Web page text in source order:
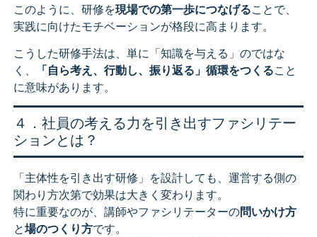
このように、研修を現場での第一歩につなげることで、
実践に向けたモチベーションが格段に高まります。
こうした研修手法は、単に「知識を与える」のではな
く、
「自ら考え、行動し、振り返る」循環をつくること
に意味があります。
４．社員の考える力を引き出すファシリテー
ションとは？
「主体性を引き出す研修」を設計しても、運営する側の
関わり方次第で効果は大きく変わります。
特に重要なのが、講師やファシリテーターの問いかけ方
と場のつくり方です。